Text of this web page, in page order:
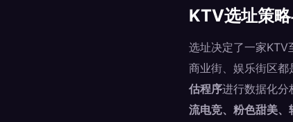
KTV选址策
选址决定了一家KTV
商业街、娱乐街区
估程序进行数据化分
流电竞、粉色甜美